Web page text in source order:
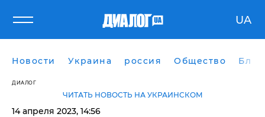
UA
Новости Украина россия Общество
ДИАЛОГ
ЧИТАТЬ НОВОСТЬ НА УКРАИНСКОМ
14 апреля 2023, 14:56